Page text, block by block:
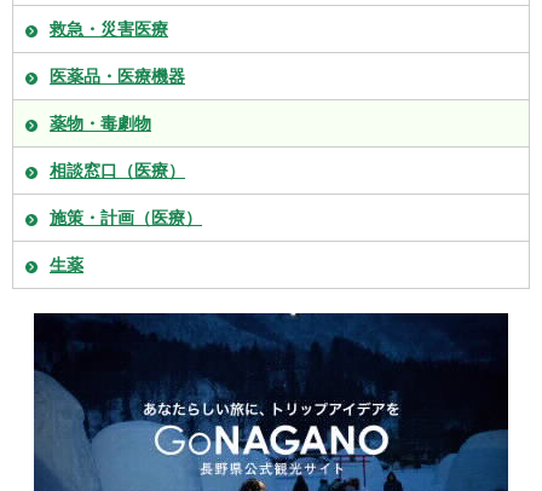
救急・災害医療
医薬品・医療機器
薬物・毒劇物
相談窓口（医療）
施策・計画（医療）
生薬